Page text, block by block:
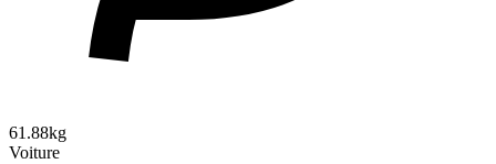
61.88kg
Voiture